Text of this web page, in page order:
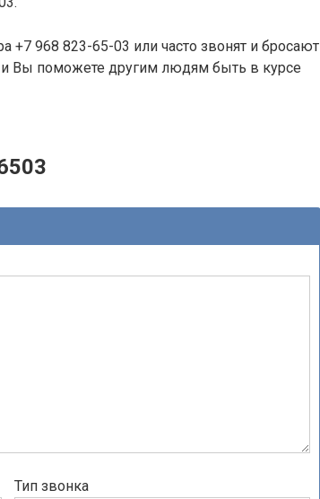
+7 968 823-65-03 или часто звонят и бросают
и Вы поможете другим людям быть в курсе
Тип звонка